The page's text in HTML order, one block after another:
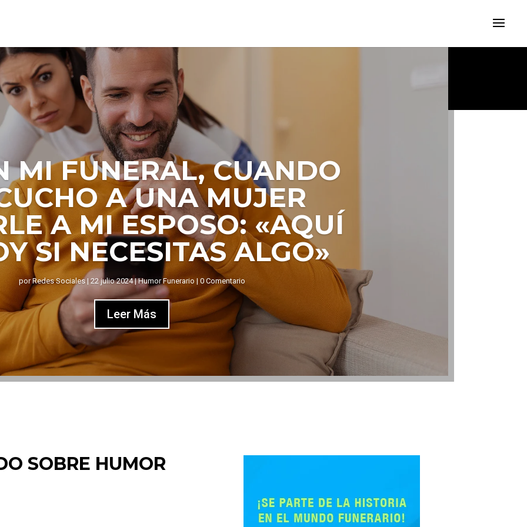
EL FÚTBOL SE CUELA
EN EL FUNERAL
por Redes Sociales|27 junio 2024 |Humor Funerario | 0 Comentario
Leer Más
SOBRE HUMOR